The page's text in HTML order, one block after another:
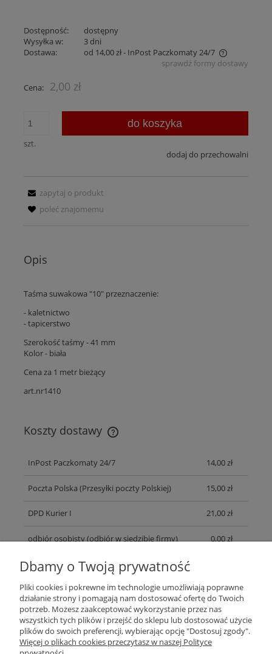
Dostępność:
dostępny
Wysyłka w:
3 dni
Dostawa:
od 14,00 zł- InPost Paczkomaty 24/7
Cena nie zawiera ewentualnych kosztów płatności
sprawdź formy dostawy
Cena: 2,00 zł
szt.
do koszyka
dodaj do przechowalni
zapytaj o produkt
poleć znajomemu
Opis
Taśma suwakowa "10" przeznaczenie:
- kaletnictwo
- tapicerstwo
Szerokość taśmy - 41 mm
Kolor - biała
Cena za 1 metr bieżący
art.nr1410
Koszty dostawy
Cena nie zawiera ewentualnych kosztów płatności
InPost Paczkomaty 24/7 14,00 zł
Poczta Polska (Przesyłki poczty Polskiej) 15,00 zł
DPD Kurier I 21,00 zł
odbiór osobisty(odbiór w siedzibie firmy) 0,00 zł
Pomoc
Moje konto
Płatności i dostawa
Dbamy o Twoją prywatność
Pliki cookies i pokrewne im technologie umożliwiają poprawne
działanie strony i pomagają nam dostosować ofertę do Twoich
potrzeb. Możesz zaakceptować wykorzystanie przez nas
wszystkich tych plików i przejść do sklepu lub dostosować użycie
plików do swoich preferencji, wybierając opcję "Dostosuj zgody".
Więcej o plikach cookies przeczytasz w naszej Polityce